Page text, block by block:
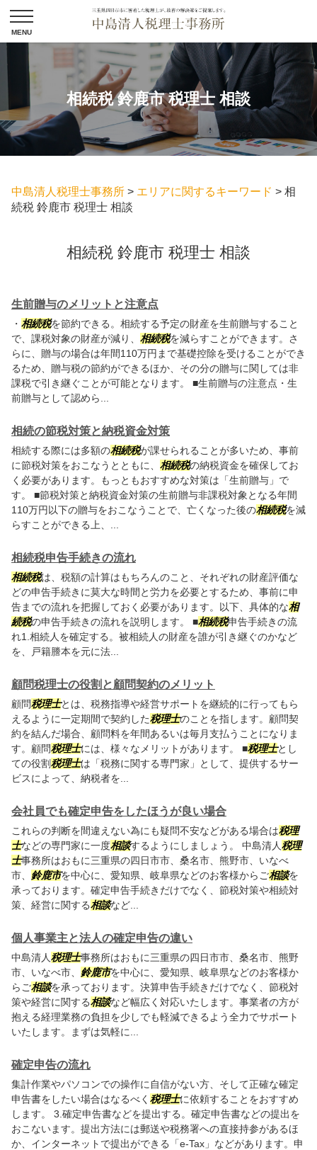
相続税 鈴鹿市 税理士 相談
中島清人税理士事務所 > エリアに関するキーワード > 相
続税 鈴鹿市 税理士 相談
相続税 鈴鹿市 税理士 相談
生前贈与のメリットと注意点
・ 相続税を節約できる。相続する予定の財産を生前贈与すること
で、課税対象の財産が減り、 相続税を減らすことができます。さ
らに、贈与の場合は年間110万円まで基礎控除を受けることができ
るため、贈与税の節約ができるほか、その分の贈与に関しては非
課税で引き継ぐことが可能となります。 ■生前贈与の注意点・生
前贈与として認めら...
相続の節税対策と納税資金対策
相続する際には多額の相続税が課せられることが多いため、事前
に節税対策をおこなうとともに、 相続税の納税資金を確保してお
く必要があります。もっともおすすめな対策は「生前贈与」で
す。 ■節税対策と納税資金対策の生前贈与非課税対象となる年間
110万円以下の贈与をおこなうことで、亡くなった後の相続税を減
らすことができる上、...
相続税申告手続きの流れ
相続税は、税額の計算はもちろんのこと、それぞれの財産評価な
どの申告手続きに莫大な時間と労力を必要とするため、事前に申
告までの流れを把握しておく必要があります。以下、具体的な相
続税の申告手続きの流れを説明します。 ■相続税申告手続きの流
れ1.相続人を確定する。被相続人の財産を誰が引き継ぐのかなど
を、戸籍謄本を元に法...
顧問税理士の役割と顧問契約のメリット
顧問税理士とは、税務指導や経営サポートを継続的に行ってもら
えるように一定期間で契約した税理士のことを指します。顧問契
約を結んだ場合、顧問料を年間あるいは毎月支払うことになりま
す。顧問税理士には、様々なメリットがあります。 ■税理士とし
ての役割税理士は「税務に関する専門家」として、提供するサー
ビスによって、納税者を...
会社員でも確定申告をしたほうが良い場合
これらの判断を間違えない為にも疑問不安などがある場合は税理
士などの専門家に一度相談するようにしましょう。 中島清人税理
士事務所はおもに三重県の四日市市、桑名市、熊野市、いなべ
市、 鈴鹿市を中心に、愛知県、岐阜県などのお客様からご相談を
承っております。確定申告手続きだけでなく、節税対策や相続対
策、経営に関する相談など...
個人事業主と法人の確定申告の違い
中島清人税理士事務所はおもに三重県の四日市市、桑名市、熊野
市、いなべ市、 鈴鹿市を中心に、愛知県、岐阜県などのお客様か
らご相談を承っております。決算申告手続きだけでなく、節税対
策や経営に関する相談など幅広く対応いたします。事業者の方が
抱える経理業務の負担を少しでも軽減できるよう全力でサポート
いたします。まずは気軽に...
確定申告の流れ
集計作業やパソコンでの操作に自信がない方、そして正確な確定
申告書をしたい場合はなるべく 税理士に依頼することをおすすめ
します。 3.確定申告書などを提出する。確定申告書などの提出を
おこないます。提出方法には郵送や税務署への直接持参があるほ
か、インターネットで提出ができる「e-Tax」などがあります。申